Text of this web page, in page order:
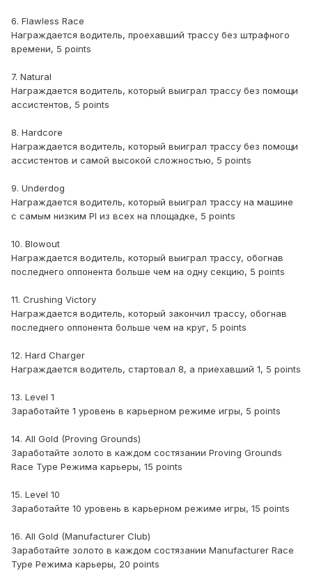
6. Flawless Race
Награждается водитель, проехавший трассу без штрафного
времени, 5 points
7. Natural
Награждается водитель, который выиграл трассу без помощи
ассистентов, 5 points
8. Hardcore
Награждается водитель, который выиграл трассу без помощи
ассистентов и самой высокой сложностью, 5 points
9. Underdog
Награждается водитель, который выиграл трассу на машине
с самым низким PI из всех на площадке, 5 points
10. Blowout
Награждается водитель, который выиграл трассу, обогнав
последнего оппонента больше чем на одну секцию, 5 points
11. Crushing Victory
Награждается водитель, который закончил трассу, обогнав
последнего оппонента больше чем на круг, 5 points
12. Hard Charger
Награждается водитель, стартовал 8, а приехавший 1, 5 points
13. Level 1
Заработайте 1 уровень в карьерном режиме игры, 5 points
14. All Gold (Proving Grounds)
Заработайте золото в каждом состязании Proving Grounds
Race Type Режима карьеры, 15 points
15. Level 10
Заработайте 10 уровень в карьерном режиме игры, 15 points
16. All Gold (Manufacturer Club)
Заработайте золото в каждом состязании Manufacturer Race
Type Режима карьеры, 20 points